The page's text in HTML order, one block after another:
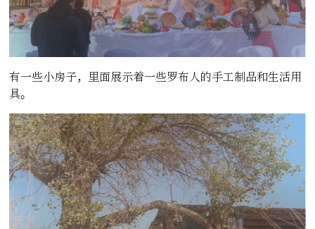
有一些小房子，里面展示着一些罗布人的手工制品和生活用
具。